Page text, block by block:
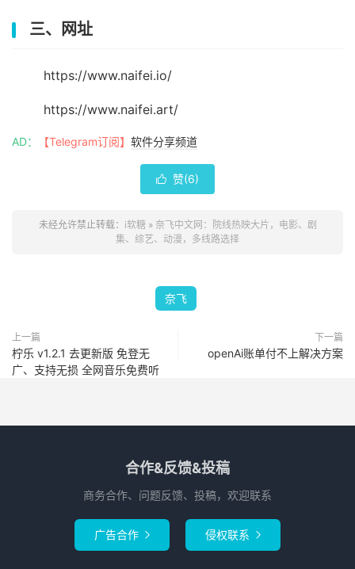
三、网址
https://www.naifei.io/
https://www.naifei.art/
AD： 【Telegram订阅】 软件分享频道
 赞(6)
未经允许禁止转载： i软糖» 奈飞中文网：院线热映大片，电影、剧
集、综艺、动漫，多线路选择
奈飞
上一篇
柠乐 v1.2.1 去更新版 免登无
广、支持无损 全网音乐免费听
下一篇
openAi账单付不上解决方案
合作&反馈&投稿
商务合作、问题反馈、投稿，欢迎联系
广告合作  侵权联系 